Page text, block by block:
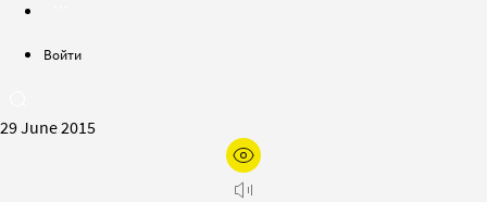
Войти
29 June 2015